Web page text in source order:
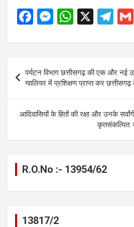
F
ce
o
o
k
M
se
g
er
W
at
A
p
p
X
T
e
gr
a
m
Post
navigation
पर्यटन विभाग छत्तीसगढ़ की एक और नई
ग्वालियर में प्रशिक्षण प्राप्त कर
आदिवासियों के हितों की रक्षा और उनके
कृतसंकल्पित:
R.O.No :- 13954/62
13817/2